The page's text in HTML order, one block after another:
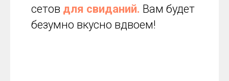
сетов для свиданий. Вам будет
безумно вкусно вдвоем!